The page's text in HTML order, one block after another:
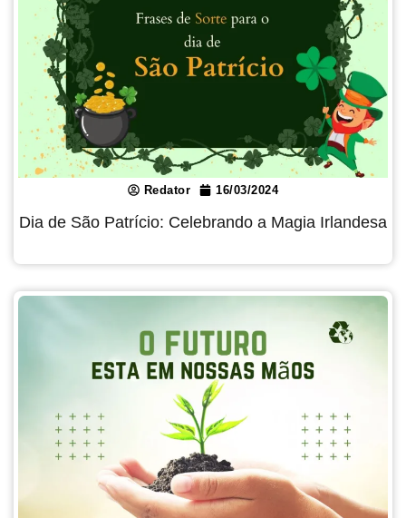
Redator 16/03/2024
Dia de São Patrício: Celebrando a Magia Irlandesa